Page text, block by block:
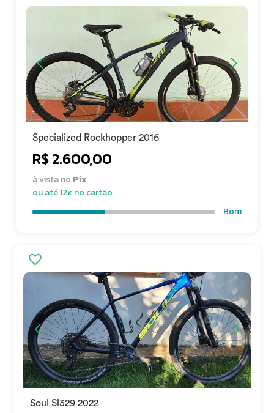
Specialized Rockhopper 2016
R$ 2.600,00
à vista no Pix
ou até 12x no cartão
Bom
Soul Sl329 2022